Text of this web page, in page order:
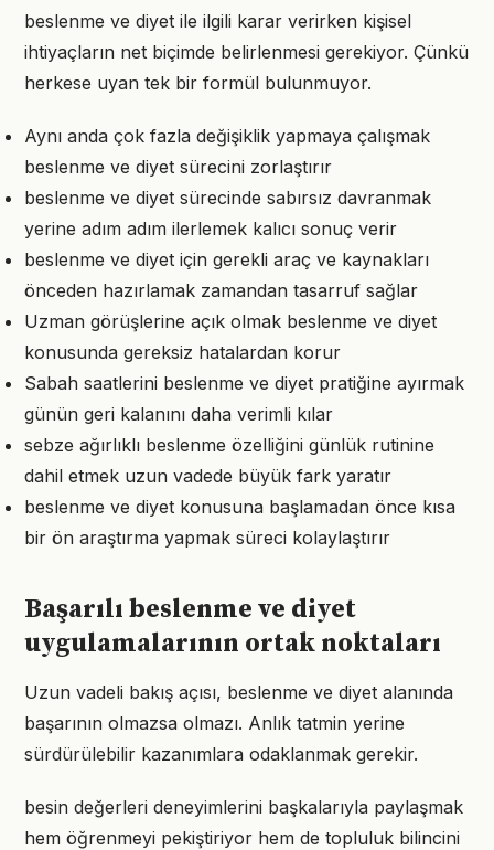
beslenme ve diyet ile ilgili karar verirken kişisel
ihtiyaçların net biçimde belirlenmesi gerekiyor. Çünkü
herkese uyan tek bir formül bulunmuyor.
Aynı anda çok fazla değişiklik yapmaya çalışmak
beslenme ve diyet sürecini zorlaştırır
beslenme ve diyet sürecinde sabırsız davranmak
yerine adım adım ilerlemek kalıcı sonuç verir
beslenme ve diyet için gerekli araç ve kaynakları
önceden hazırlamak zamandan tasarruf sağlar
Uzman görüşlerine açık olmak beslenme ve diyet
konusunda gereksiz hatalardan korur
Sabah saatlerini beslenme ve diyet pratiğine ayırmak
günün geri kalanını daha verimli kılar
sebze ağırlıklı beslenme özelliğini günlük rutinine
dahil etmek uzun vadede büyük fark yaratır
beslenme ve diyet konusuna başlamadan önce kısa
bir ön araştırma yapmak süreci kolaylaştırır
Başarılı beslenme ve diyet
uygulamalarının ortak noktaları
Uzun vadeli bakış açısı, beslenme ve diyet alanında
başarının olmazsa olmazı. Anlık tatmin yerine
sürdürülebilir kazanımlara odaklanmak gerekir.
besin değerleri deneyimlerini başkalarıyla paylaşmak
hem öğrenmeyi pekiştiriyor hem de topluluk bilincini